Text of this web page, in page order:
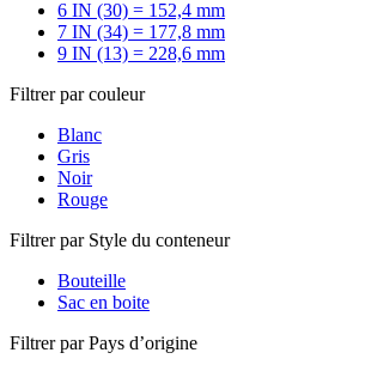
6 IN (30) = 152,4 mm
7 IN (34) = 177,8 mm
9 IN (13) = 228,6 mm
Filtrer par couleur
Blanc
Gris
Noir
Rouge
Filtrer par Style du conteneur
Bouteille
Sac en boite
Filtrer par Pays d’origine